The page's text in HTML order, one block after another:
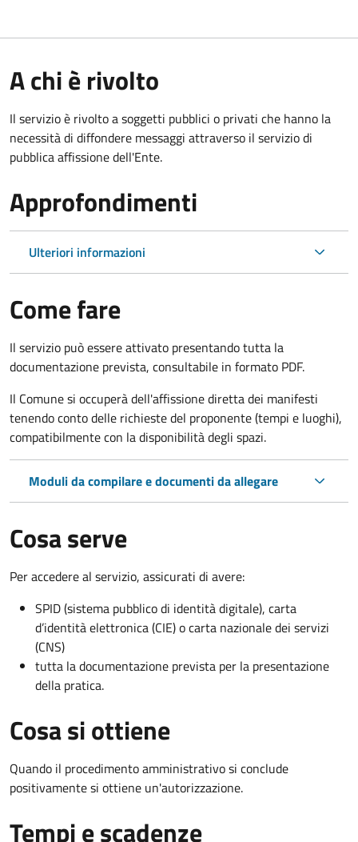
A chi è rivolto
Il servizio è rivolto a soggetti pubblici o privati che hanno la
necessità di diffondere messaggi attraverso il servizio di
pubblica affissione dell'Ente.
Approfondimenti
Ulteriori informazioni
Come fare
Il servizio può essere attivato presentando tutta la
documentazione prevista, consultabile in formato PDF.
Il Comune si occuperà dell'affissione diretta dei manifesti
tenendo conto delle richieste del proponente (tempi e luoghi),
compatibilmente con la disponibilità degli spazi.
Moduli da compilare e documenti da allegare
Cosa serve
Per accedere al servizio, assicurati di avere:
SPID (sistema pubblico di identità digitale), carta
d’identità elettronica (CIE) o carta nazionale dei servizi
(CNS)
tutta la documentazione prevista per la presentazione
della pratica.
Cosa si ottiene
Quando il procedimento amministrativo si conclude
positivamente si ottiene un'autorizzazione.
Tempi e scadenze